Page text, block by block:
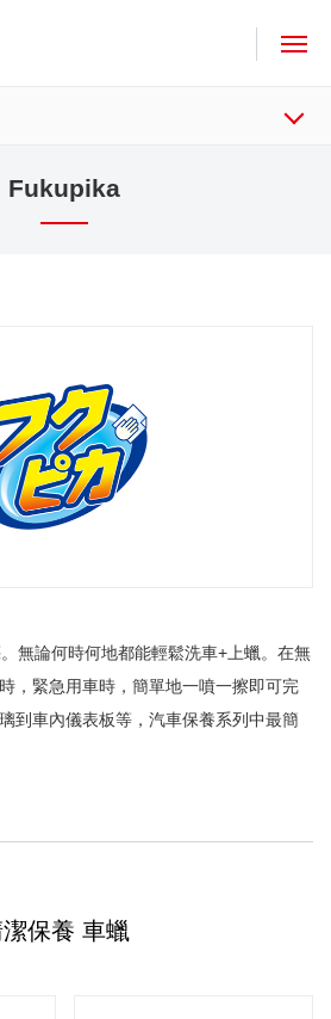
Fukupika
無論何時何地都能輕鬆洗車+上蠟。在無
，緊急用車時，簡單地一噴一擦即可完
到車內儀表板等，汽車保養系列中最簡
保養 車蠟